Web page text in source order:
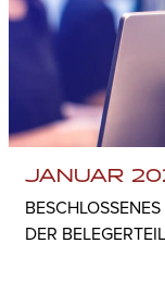
JANUAR
DER